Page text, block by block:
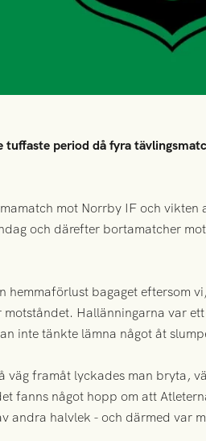
tuffaste period då fyra
mot Norrby IF och
och därefter bortamatcher
hemmaförlust bagaget eftersom
Hallänningarna var
inte tänkte lämna något åt
väg framåt lyckades man bryta,
fanns något hopp om att
andra halvlek - och därmed var